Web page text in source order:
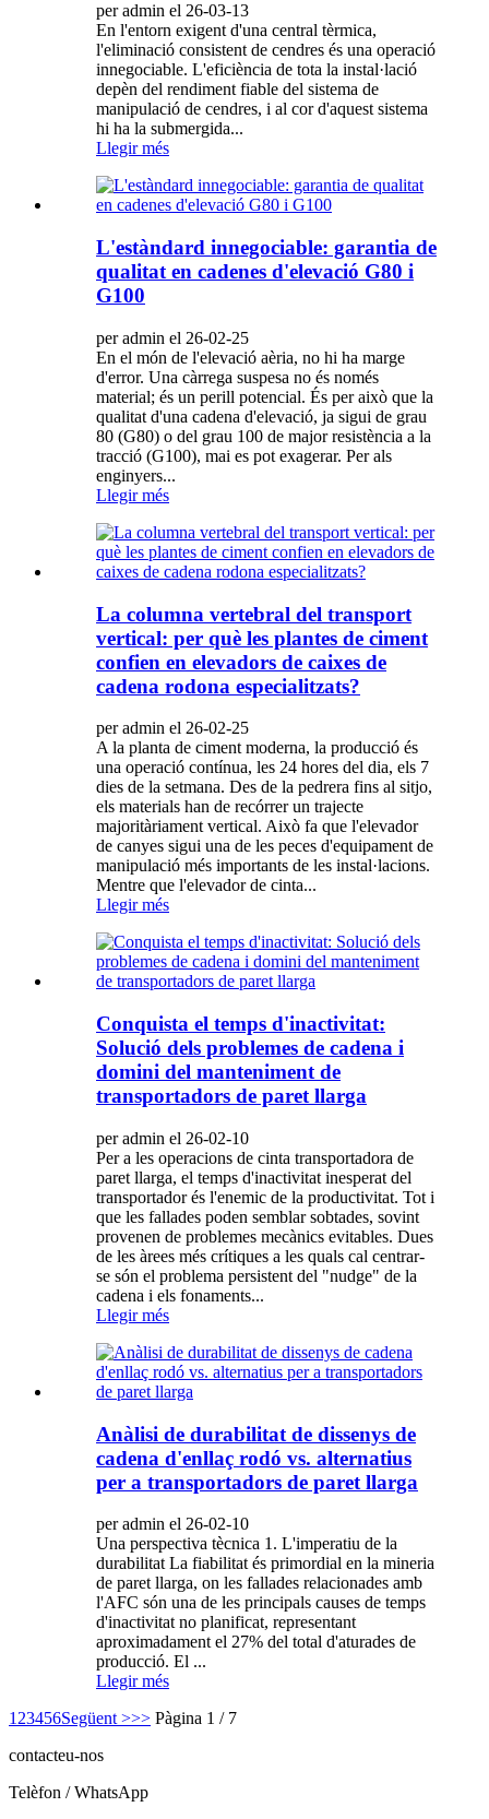
per admin el 26-03-13
En l'entorn exigent d'una central tèrmica,
l'eliminació consistent de cendres és una operació
innegociable. L'eficiència de tota la instal·lació
depèn del rendiment fiable del sistema de
manipulació de cendres, i al cor d'aquest sistema
hi ha la submergida...
Llegir més
L'estàndard innegociable: garantia de
qualitat en cadenes d'elevació G80 i
G100
per admin el 26-02-25
En el món de l'elevació aèria, no hi ha marge
d'error. Una càrrega suspesa no és només
material; és un perill potencial. És per això que la
qualitat d'una cadena d'elevació, ja sigui de grau
80 (G80) o del grau 100 de major resistència a la
tracció (G100), mai es pot exagerar. Per als
enginyers...
Llegir més
La columna vertebral del transport
vertical: per què les plantes de ciment
confien en elevadors de caixes de
cadena rodona especialitzats?
per admin el 26-02-25
A la planta de ciment moderna, la producció és
una operació contínua, les 24 hores del dia, els 7
dies de la setmana. Des de la pedrera fins al sitjo,
els materials han de recórrer un trajecte
majoritàriament vertical. Això fa que l'elevador
de canyes sigui una de les peces d'equipament de
manipulació més importants de les instal·lacions.
Mentre que l'elevador de cinta...
Llegir més
Conquista el temps d'inactivitat:
Solució dels problemes de cadena i
domini del manteniment de
transportadors de paret llarga
per admin el 26-02-10
Per a les operacions de cinta transportadora de
paret llarga, el temps d'inactivitat inesperat del
transportador és l'enemic de la productivitat. Tot i
que les fallades poden semblar sobtades, sovint
provenen de problemes mecànics evitables. Dues
de les àrees més crítiques a les quals cal centrar-
se són el problema persistent del "nudge" de la
cadena i els fonaments...
Llegir més
Anàlisi de durabilitat de dissenys de
cadena d'enllaç rodó vs. alternatius
per a transportadors de paret llarga
per admin el 26-02-10
Una perspectiva tècnica 1. L'imperatiu de la
durabilitat La fiabilitat és primordial en la mineria
de paret llarga, on les fallades relacionades amb
l'AFC són una de les principals causes de temps
d'inactivitat no planificat, representant
aproximadament el 27% del total d'aturades de
producció. El ...
Llegir més
1 23456Següent >>> Pàgina 1 / 7
contacteu-nos
Telèfon / WhatsApp